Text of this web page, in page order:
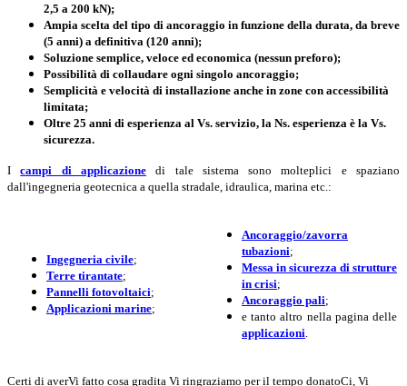
2,5 a 200 kN);
Ampia scelta del tipo di ancoraggio in funzione della durata, da breve
(5 anni) a definitiva (120 anni);
Soluzione semplice, veloce ed economica (nessun preforo);
Possibilità di collaudare ogni singolo ancoraggio;
Semplicità e velocità di installazione anche in zone con accessibilità
limitata;
Oltre 25 anni di esperienza al Vs. servizio, la Ns. esperienza è la Vs.
sicurezza.
Icampi di applicazionedi tale sistema sono molteplici e spaziano
dall'ingegneria geotecnica a quella stradale, idraulica, marina etc.:
Ingegneria civile;
Terre tirantate;
Pannelli fotovoltaici;
Applicazioni marine;
Ancoraggio/zavorra
tubazioni;
Messa in sicurezza di strutture
in crisi;
Ancoraggio pali;
e tanto altro nella pagina delle
applicazioni.
Certi di averVi fatto cosa gradita Vi ringraziamo per il tempo donatoCi, Vi